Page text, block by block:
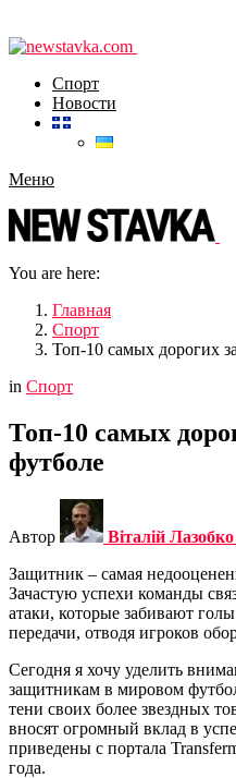
Спорт
Новости
Меню
You are here:
Главная
Спорт
Топ-10 самых дорогих
in Спорт
Топ-10 самых
футболе
Автор Віталій Лазобко
Защитник – самая
Зачастую успехи команды
атаки, которые забивают
передачи, отводя игроков
Сегодня я хочу уделить
защитникам в мировом
тени своих более звездных
вносят огромный вклад в
приведены с портала
года.